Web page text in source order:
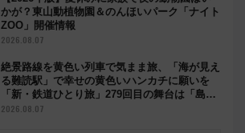
かが？東山動植物園＆のんほいパーク「ナイト
ZOO」開催情報
2026.08.07
絶景路線を黄色い列車で気まま旅、「海が見え
る難読駅」で幸せの黄色いハンカチに願いを
「新・鉄道ひとり旅」279回目の舞台は「島原
鉄道」
2026.08.07